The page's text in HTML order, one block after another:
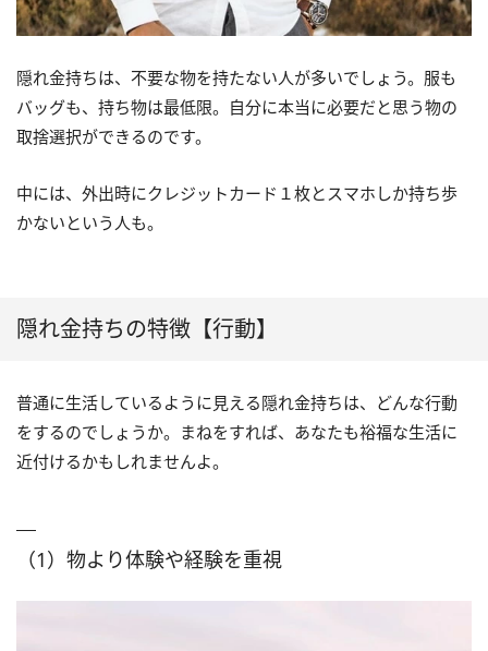
隠れ金持ちは、不要な物を持たない人が多いでしょう。服も
バッグも、持ち物は最低限。自分に本当に必要だと思う物の
取捨選択ができるのです。
中には、外出時にクレジットカード１枚とスマホしか持ち歩
かないという人も。
隠れ金持ちの特徴【行動】
普通に生活しているように見える隠れ金持ちは、どんな行動
をするのでしょうか。まねをすれば、あなたも裕福な生活に
近付けるかもしれませんよ。
（1）物より体験や経験を重視